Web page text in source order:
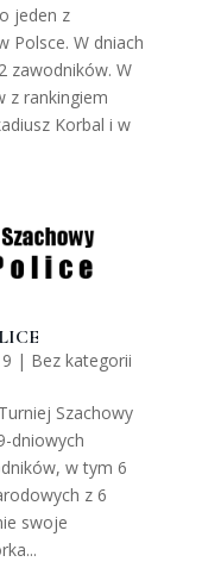
jeden z
Polsce. W dniach
zawodników. W
z rankingiem
Korbal i w
| Bez kategorii
Szachowy
dniowych
w tym 6
z 6
swoje